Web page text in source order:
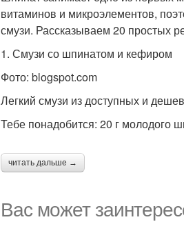
витаминов и микроэлементов,
смузи. Рассказываем 20 простых
1. Смузи со шпинатом и кефиром
Фото: blogspot.com
Легкий смузи из доступных и
Тебе понадобится: 20 г молодого
читать дальше →
Вас может